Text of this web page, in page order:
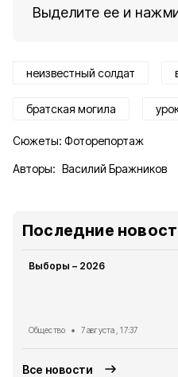
Выделите ее и
неизвестный солдат
братская могила
Сюжеты: Фоторепортаж
Авторы: Василий Бражников
Последние
Выборы – 2026
Общество 7 августа , 17:37
Все новости